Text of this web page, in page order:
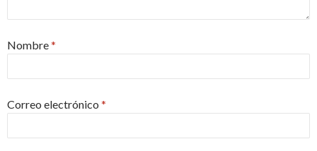
Nombre*
Correo electrónico *